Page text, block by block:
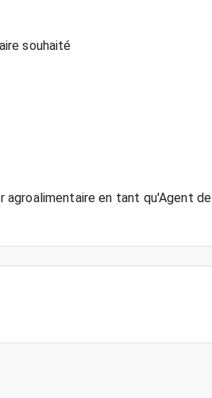
souhaité
agroalimentaire en tant qu'Agent de